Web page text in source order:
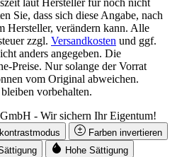
laut Hersteller für noch nicht
Sie, dass sich diese Angabe, nach
Hersteller, verändern kann. Alle
zzgl. Versandkosten und ggf.
anders angegeben. Die
Preise. Nur solange der Vorrat
vom Original abweichen.
vorbehalten.
- Wir sichern Ihr Eigentum!
Farben invertieren
Hohe Sättigung